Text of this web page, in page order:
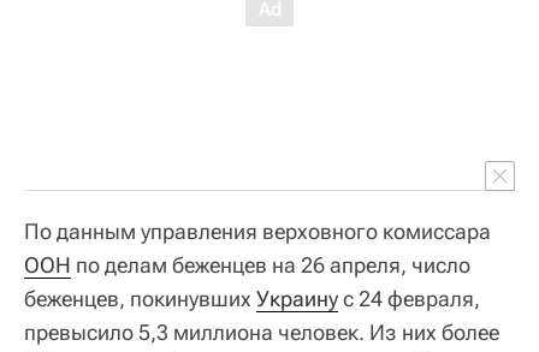
По данным управления верховного комиссара
ООН по делам беженцев на 26 апреля, число
беженцев, покинувших Украинус 24 февраля,
превысило 5,3 миллиона человек. Из них более